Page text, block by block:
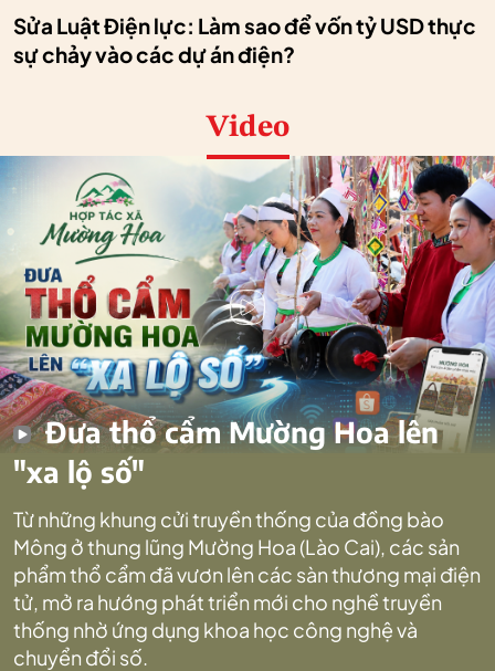
Sửa Luật Điện lực: Làm sao để vốn tỷ USD thực
sự chảy vào các dự án điện?
Video
Đưa thổ cẩm Mường Hoa lên
"xa lộ số"
Từ những khung cửi truyền thống của đồng bào
Mông ở thung lũng Mường Hoa (Lào Cai), các sản
phẩm thổ cẩm đã vươn lên các sàn thương mại điện
tử, mở ra hướng phát triển mới cho nghề truyền
thống nhờ ứng dụng khoa học công nghệ và
chuyển đổi số.